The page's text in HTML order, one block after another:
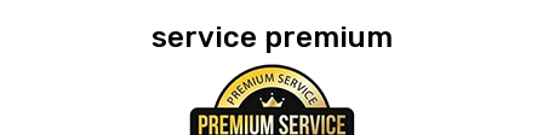
service premium